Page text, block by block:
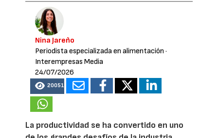
Nina Jareño
Periodista especializada en alimentación ·
Interempresas Media
24/07/2026
20051
La productividad se ha convertido en uno